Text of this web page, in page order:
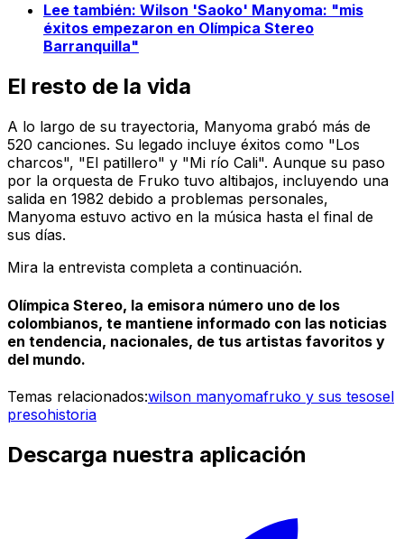
Lee también: Wilson 'Saoko' Manyoma: "mis
éxitos empezaron en Olímpica Stereo
Barranquilla"
El resto de la vida
A lo largo de su trayectoria, Manyoma grabó más de
520 canciones. Su legado incluye éxitos como "Los
charcos", "El patillero" y "Mi río Cali". Aunque su paso
por la orquesta de Fruko tuvo altibajos, incluyendo una
salida en 1982 debido a problemas personales,
Manyoma estuvo activo en la música hasta el final de
sus días.
Mira la entrevista completa a continuación.
Olímpica Stereo, la emisora número uno de los
colombianos, te mantiene informado con las noticias
en tendencia, nacionales, de tus artistas favoritos y
del mundo.
Temas relacionados:wilson manyomafruko y sus tesosel
presohistoria
Descarga nuestra aplicación